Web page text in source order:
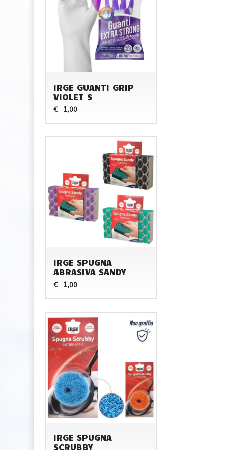
IRGE GUANTI GRIP
VIOLET S
€ 1,00
IRGE SPUGNA
ABRASIVA SANDY
€ 1,00
IRGE SPUGNA
SCRUBBY